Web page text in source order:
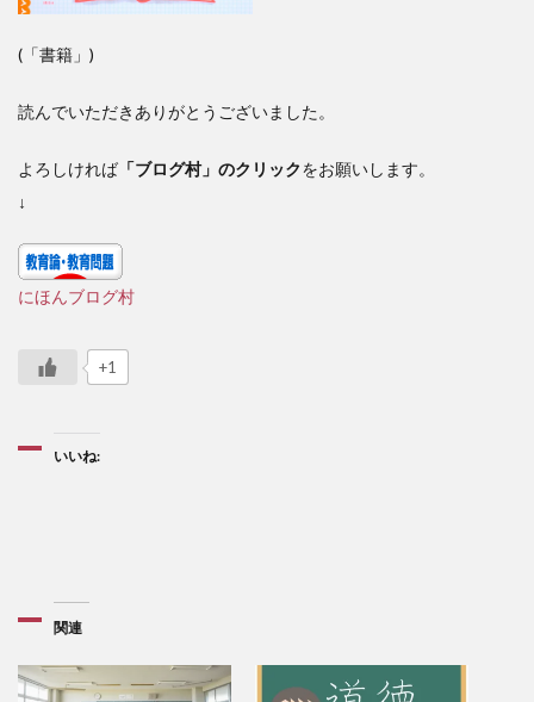
(「書籍」)
読んでいただきありがとうございました。
よろしければ 「ブログ村」のクリックをお願いします。
↓
にほんブログ村
+1
いいね:
関連